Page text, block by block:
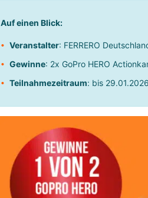
Auf einen Blick:
Veranstalter: FERRERO
Gewinne: 2x GoPro HERO
Teilnahmezeitraum: bis 29.01.2026